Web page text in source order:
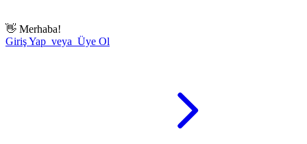
👋 Merhaba!
Giriş Yap veya Üye Ol